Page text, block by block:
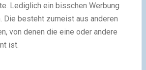
Lediglich ein bisschen Werbung
Die besteht zumeist aus anderen
von denen die eine oder andere
ist.